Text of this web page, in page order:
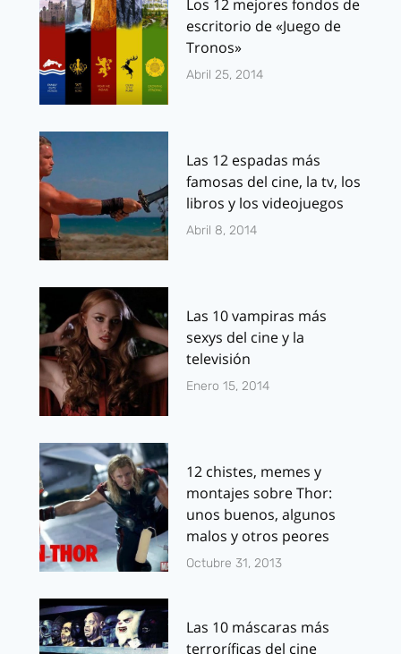
Los 12 mejores fondos de
escritorio de «Juego de
Tronos»
Abril 25, 2014
Las 12 espadas más
famosas del cine, la tv, los
libros y los videojuegos
Abril 8, 2014
Las 10 vampiras más
sexys del cine y la
televisión
Enero 15, 2014
12 chistes, memes y
montajes sobre Thor:
unos buenos, algunos
malos y otros peores
Octubre 31, 2013
Las 10 máscaras más
terroríficas del cine